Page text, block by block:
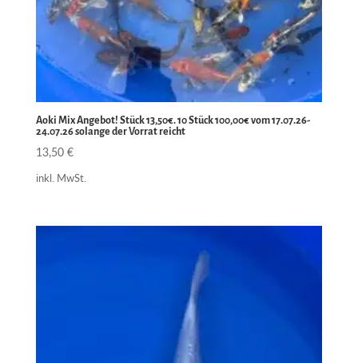
Aoki Mix Angebot! Stück 13,50€. 10 Stück 100,00€ vom 17.07.26-
24.07.26 solange der Vorrat reicht
13,50 €
inkl. MwSt.